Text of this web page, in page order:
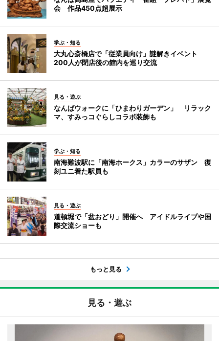
会 作品450点超展示
学ぶ・知る
大丸心斎橋店で「従業員向け」謎解きイベント
200人が閉店後の館内を巡り交流
見る・遊ぶ
なんばウォークに「ひまわりガーデン」 リラック
マ、すみっコぐらしコラボ装飾も
学ぶ・知る
南海難波駅に「南海ホークス」カラーのサザン 復
刻ユニ着た駅員も
見る・遊ぶ
道頓堀で「盆おどり」開催へ アイドルライブや国
際交流ショーも
もっと見る
見る・遊ぶ